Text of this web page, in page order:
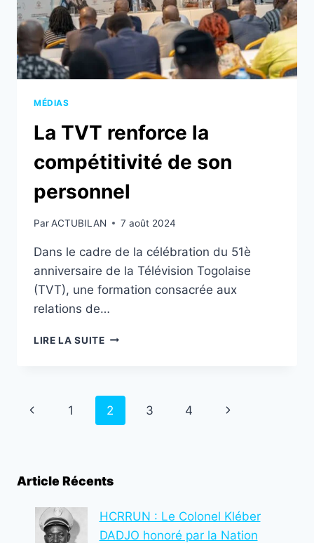
MÉDIAS
La TVT renforce la
compétitivité de son
personnel
ParACTUBILAN 7 août 2024
Dans le cadre de la célébration du 51è
anniversaire de la Télévision Togolaise
(TVT), une formation consacrée aux
relations de…
LIRE LA SUITELA
COMPÉTITIVITÉ
DE
SON
Navigation
Page
1 2 3 4
Page
Article Récents
HCRRUN : Le Colonel Kléber
DADJO honoré par la Nation